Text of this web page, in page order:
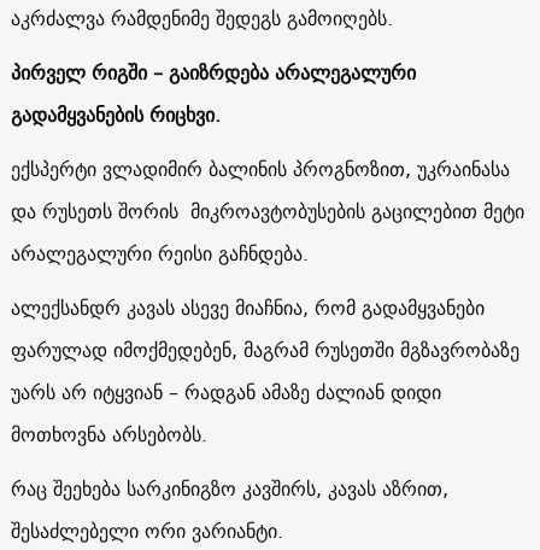
აკრძალვა რამდენიმე შედეგს გამოიღებს.
პირველ რიგში – გაიზრდება არალეგალური
გადამყვანების რიცხვი.
ექსპერტი ვლადიმირ ბალინის პროგნოზით, უკრაინასა
და რუსეთს შორის მიკროავტობუსების გაცილებით მეტი
არალეგალური რეისი გაჩნდება.
ალექსანდრ კავას ასევე მიაჩნია, რომ გადამყვანები
ფარულად იმოქმედებენ, მაგრამ რუსეთში მგზავრობაზე
უარს არ იტყვიან – რადგან ამაზე ძალიან დიდი
მოთხოვნა არსებობს.
რაც შეეხება სარკინიგზო კავშირს, კავას აზრით,
შესაძლებელი ორი ვარიანტი.